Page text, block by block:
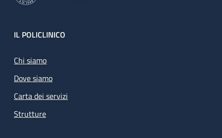
Footer
IL POLICLINICO
Chi siamo
Dove siamo
Carta dei servizi
Strutture